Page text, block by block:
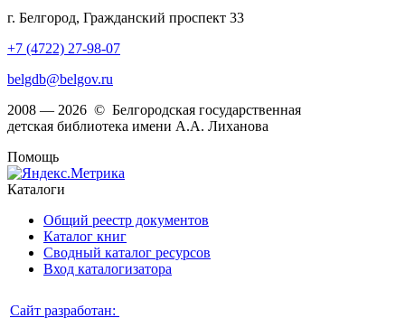
г. Белгород, Гражданский проспект 33
+7 (4722) 27-98-07
belgdb@belgov.ru
2008 — 2026 © Белгородская государственная
детская библиотека имени А.А. Лиханова
Помощь
Каталоги
Общий реестр документов
Каталог книг
Сводный каталог ресурсов
Вход каталогизатора
Сайт разработан: